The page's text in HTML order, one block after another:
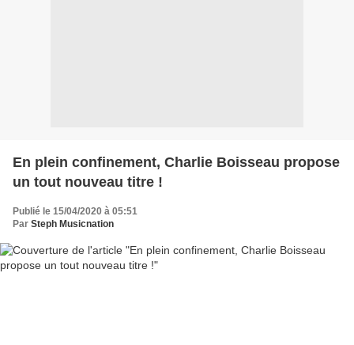
En plein confinement, Charlie Boisseau propose
un tout nouveau titre !
Publié le 15/04/2020 à 05:51
Par Steph Musicnation